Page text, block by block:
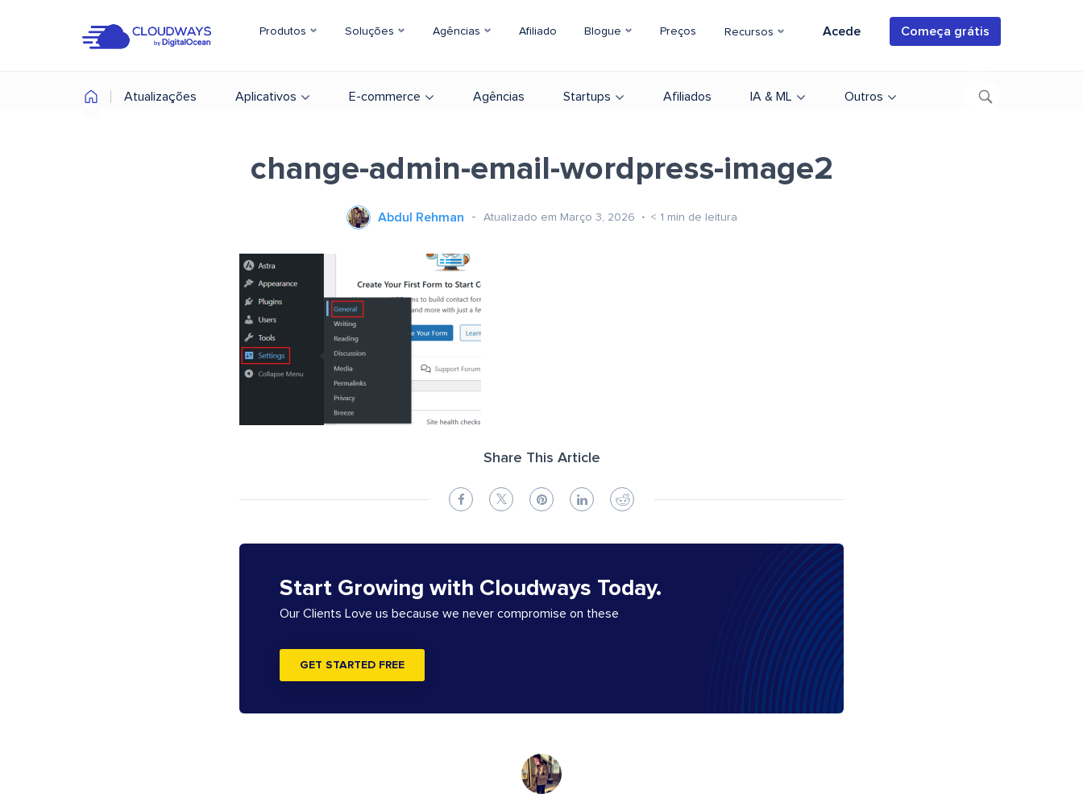
Produtos Soluções Agências Afiliado Blogue Preços Recursos Acede Começa grátis
Atualizações Aplicativos E-commerce Agências Startups Afiliados IA & ML Outros
change-admin-email-wordpress-image2
Abdul Rehman Atualizado em Março 3, 2026 < 1 min de leitura
Share This Article
Start Growing with Cloudways Today.
Our Clients Love us because we never compromise on these
GET STARTED FREE